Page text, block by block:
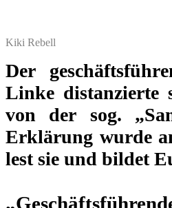
Kiki Rebell
Der
Linke distanzierte
von der sog.
Erklärung wurde
lest sie und bildet